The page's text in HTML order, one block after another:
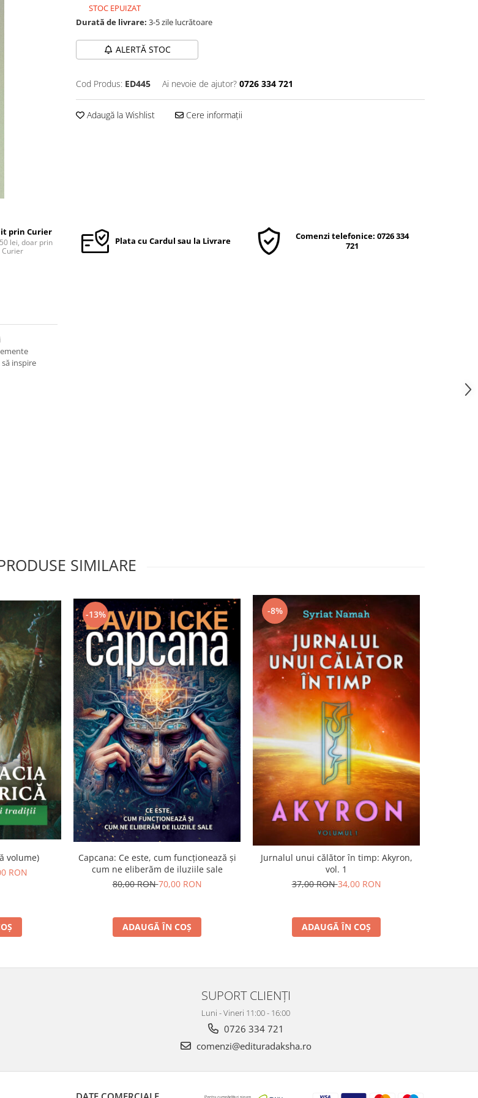
STOC EPUIZAT
Durată de livrare: 3-5 zile lucrătoare
ALERTĂ STOC
Cod Produs: ED445 Ai nevoie de ajutor? 0726 334 721
Adaugă la Wishlist Cere informații
prin Curier
lei, doar prin
Curier
Plata cu Cardul sau la Livrare
Comenzi telefonice: 0726 334
721
inspire
SIMILARE
volume)
RON
-13%
Capcana: Ce este, cum funcționează și
cum ne eliberăm de iluziile sale
80,00 RON70,00 RON
ADAUGĂ ÎN COȘ
-8%
Jurnalul unui călător în timp: Akyron,
vol. 1
37,00 RON34,00 RON
ADAUGĂ ÎN COȘ
SUPORT CLIENȚI
Luni - Vineri 11:00 - 16:00
0726 334 721
comenzi@edituradaksha.ro